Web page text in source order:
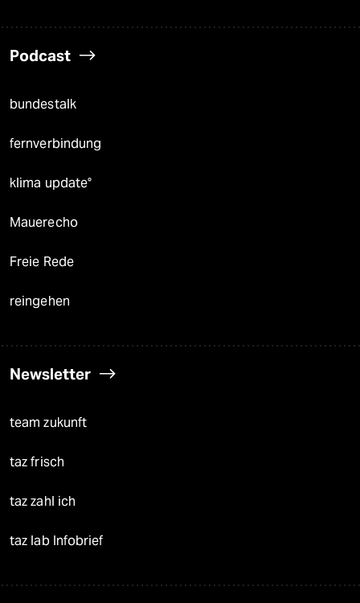
Podcast
bundestalk
fernverbindung
klima update°
Mauerecho
Freie Rede
reingehen
Newsletter
team zukunft
taz frisch
taz zahl ich
taz lab Infobrief